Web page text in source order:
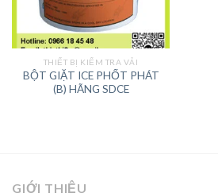
THIẾT BỊ KIỂM TRA VẢI
BỘT GIẶT ICE PHỐT PHÁT
(B) HÃNG SDCE
GIỚI THIỆU